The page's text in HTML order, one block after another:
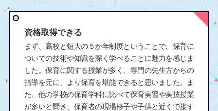
資格取得できる
まず、高校と短大の５か年制度ということで、保育に
ついての技術や知識を深く学べることに魅力を感じま
した。保育に関する授業が多く、専門の先生方からの
指導を元に、より保育を堪能できると思いました。ま
た、他の学校の保育学科に比べて保育実習や実技授業
が多いと聞き、保育者の現場様子や子供と近くで接す